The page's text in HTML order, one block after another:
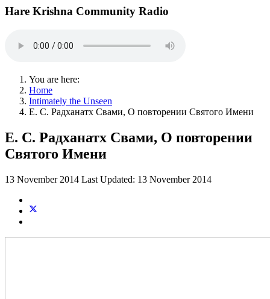
Hare Krishna Community Radio
You are here:
Home
Intimately the Unseen
Е. С. Радханатх Свами, О повторении Святого Имени
Е. С. Радханатх Свами, О повторении
Святого Имени
13 November 2014 Last Updated: 13 November 2014